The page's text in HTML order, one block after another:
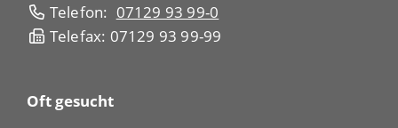
Telefon: 07129 93 99-0
Telefax: 07129 93 99-99
Oft gesucht